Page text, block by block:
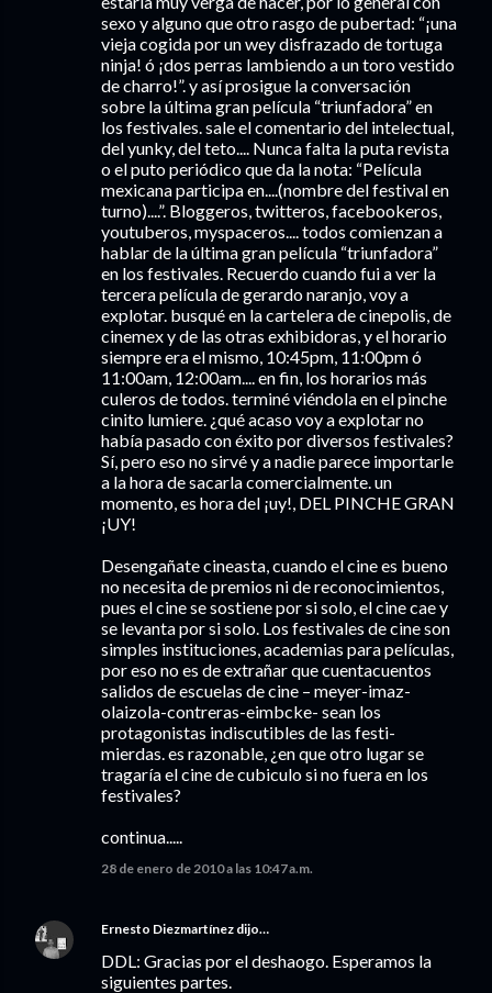
sexo y alguno que otro rasgo de pubertad: “¡una
vieja cogida por un wey disfrazado de tortuga
ninja! ó ¡dos perras lambiendo a un toro vestido
de charro!”. y así prosigue la conversación
sobre la última gran película “triunfadora” en
los festivales. sale el comentario del intelectual,
del yunky, del teto.... Nunca falta la puta revista
o el puto periódico que da la nota: “Película
mexicana participa en....(nombre del festival en
turno)....”. Bloggeros, twitteros, facebookeros,
youtuberos, myspaceros.... todos comienzan a
hablar de la última gran película “triunfadora”
en los festivales. Recuerdo cuando fui a ver la
tercera película de gerardo naranjo, voy a
explotar. busqué en la cartelera de cinepolis, de
cinemex y de las otras exhibidoras, y el horario
siempre era el mismo, 10:45pm, 11:00pm ó
11:00am, 12:00am.... en fin, los horarios más
culeros de todos. terminé viéndola en el pinche
cinito lumiere. ¿qué acaso voy a explotar no
había pasado con éxito por diversos festivales?
Sí, pero eso no sirvé y a nadie parece importarle
a la hora de sacarla comercialmente. un
momento, es hora del ¡uy!, DEL PINCHE GRAN
¡UY!
Desengañate cineasta, cuando el cine es bueno
no necesita de premios ni de reconocimientos,
pues el cine se sostiene por si solo, el cine cae y
se levanta por si solo. Los festivales de cine son
simples instituciones, academias para películas,
por eso no es de extrañar que cuentacuentos
salidos de escuelas de cine – meyer-imaz-
olaizola-contreras-eimbcke- sean los
protagonistas indiscutibles de las festi-
mierdas. es razonable, ¿en que otro lugar se
tragaría el cine de cubiculo si no fuera en los
festivales?
continua.....
28 de enero de 2010 a las 10:47 a.m.
Ernesto Diezmartínez dijo…
DDL: Gracias por el deshaogo. Esperamos la
siguientes partes.